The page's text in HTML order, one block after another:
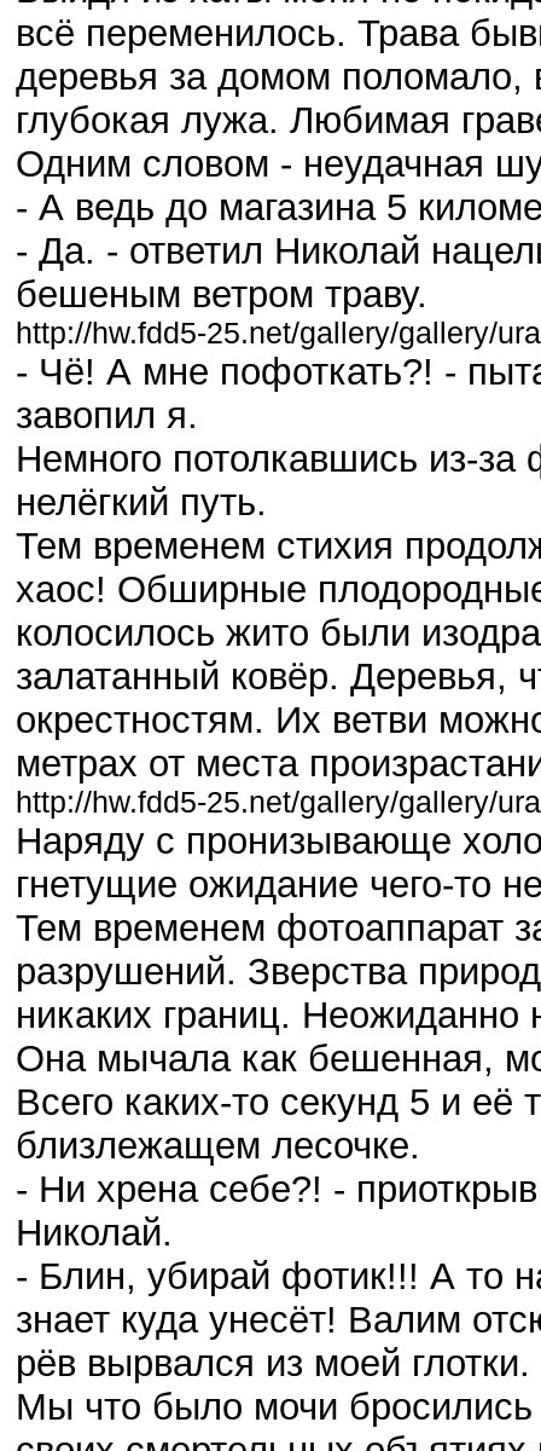
всё переменилось. Трава
деревья за домом поломало,
глубокая лужа. Любимая
Одним словом - неудачная
- А ведь до магазина 5
- Да. - ответил Николай
бешеным ветром траву.
http://hw.fdd5-25.net/gallery/gallery/
- Чё! А мне пофоткать?! -
завопил я.
Немного потолкавшись из-
нелёгкий путь.
Тем временем стихия
хаос! Обширные
колосилось жито были
залатанный ковёр. Деревья,
окрестностям. Их ветви
метрах от места
http://hw.fdd5-25.net/gallery/gallery/
Наряду с пронизывающе
гнетущие ожидание чего-то
Тем временем фотоаппарат
разрушений. Зверства
никаких границ. Неожиданно
Она мычала как бешенная,
Всего каких-то секунд 5 и её
близлежащем лесочке.
- Ни хрена себе?! -
Николай.
- Блин, убирай фотик!!! А то
знает куда унесёт! Валим
рёв вырвался из моей глотки.
Мы что было мочи